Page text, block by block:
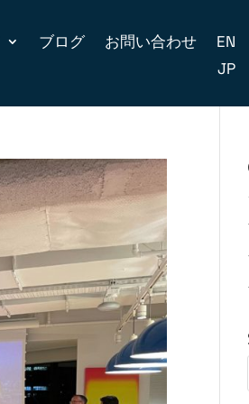
ブログ お問い合わせ
EN
JP